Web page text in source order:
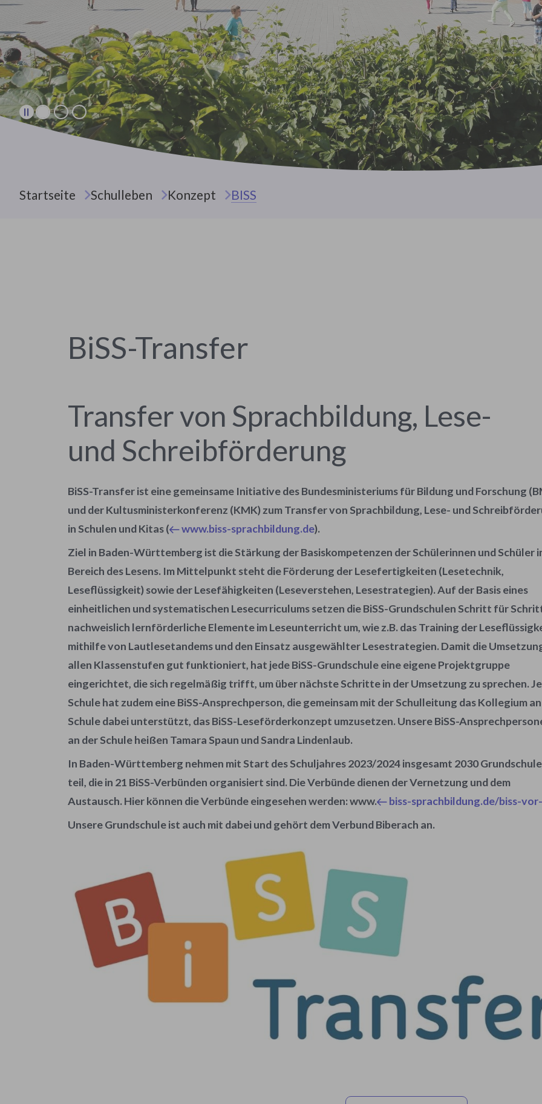
Startseite Schulleben Konzept BISS
BiSS-Transfer
Transfer von Sprachbildung, Lese-
und Schreibförderung
BiSS-Transfer ist eine gemeinsame Initiative des Bundesministeriums für Bildung und Forschung
und der Kultusministerkonferenz (KMK) zum Transfer von Sprachbildung, Lese- und
in Schulen und Kitas (
www.biss-sprachbildung.de).
Ziel in Baden-Württemberg ist dieStärkung der Basiskompetenzen der Schülerinnen und Schüler
Bereich des Lesens. Im Mittelpunkt steht dieFörderung der Lesefertigkeiten (Lesetechnik,
Leseflüssigkeit) sowie derLesefähigkeiten (Leseverstehen, Lesestrategien). Auf der Basis eines
einheitlichen und systematischen Lesecurriculumssetzen die BiSS-Grundschulen Schritt für
nachweislich lernförderliche Elemente im Leseunterricht um, wie z.B. das Training der
mithilfe von Lautlesetandems und den Einsatz ausgewählter Lesestrategien. Damit die
allen Klassenstufen gut funktioniert, hat jede BiSS-Grundschule eine eigene Projektgruppe
eingerichtet, die sich regelmäßig trifft, um über nächste Schritte in der Umsetzung zu sprechen.
Schule hat zudem eine BiSS-Ansprechperson, die gemeinsam mit der Schulleitung das Kollegium
Schule dabei unterstützt, das BiSS-Leseförderkonzept umzusetzen. Unsere BiSS-
an der Schule heißen Tamara Spaun und Sandra Lindenlaub.
In Baden-Württemberg nehmen mit Start des Schuljahres 2023/2024 insgesamt 2030
teil, die in 21 BiSS-Verbünden organisiert sind. Die Verbünde dienen der Vernetzung und dem
Austausch. Hier können die Verbünde eingesehen werden: www.
biss-sprachbildung.de/biss-
Unsere Grundschule ist auch mit dabei und gehört dem Verbund Biberach an.